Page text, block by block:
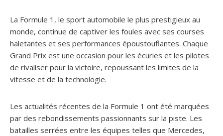
La Formule 1, le sport automobile le plus prestigieux au
monde, continue de captiver les foules avec ses courses
haletantes et ses performances époustouflantes. Chaque
Grand Prix est une occasion pour les écuries et les pilotes
de rivaliser pour la victoire, repoussant les limites de la
vitesse et de la technologie.
Les actualités récentes de la Formule 1 ont été marquées
par des rebondissements passionnants sur la piste. Les
batailles serrées entre les équipes telles que Mercedes,